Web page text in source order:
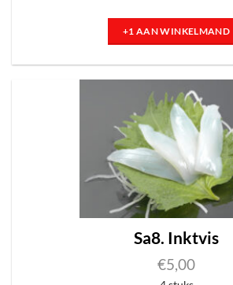
+1 AAN WINKELMAND
Sa8. Inktvis
€5,00